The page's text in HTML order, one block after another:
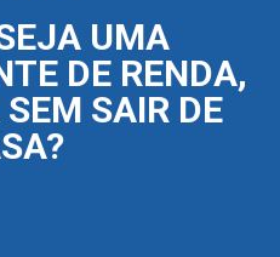
UMA
DE RENDA,
SAIR DE